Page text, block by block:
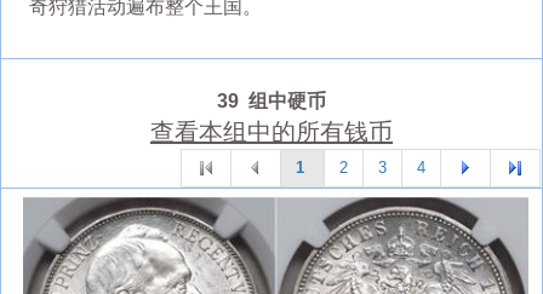
奇狩猎活动遍布整个王国。
39 组中硬币
查看本组中的所有钱币
1 2 3 4